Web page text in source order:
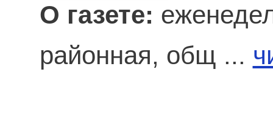
О газете:
районная, общ ...